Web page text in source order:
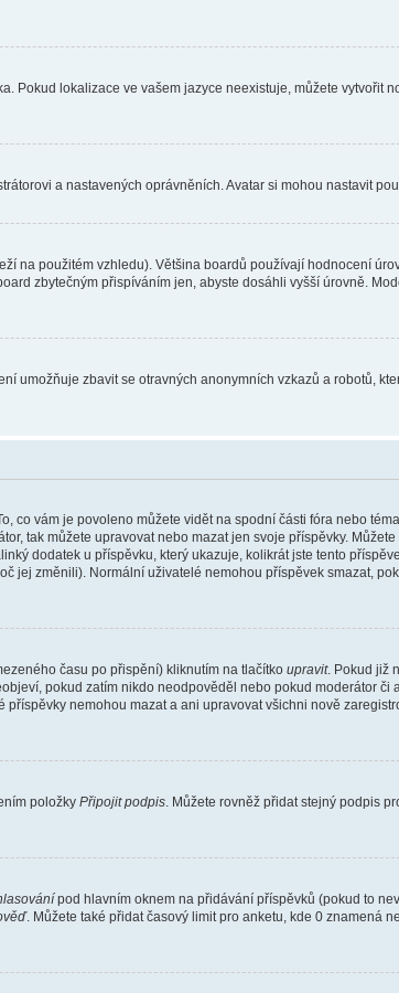
Pokud lokalizace ve vašem jazyce neexistuje, můžete vytvořit
a nastavených oprávněních. Avatar si mohou nastavit
na použitém vzhledu). Většina boardů používají hodnocení
zbytečným přispíváním jen, abyste dosáhli vyšší úrovně.
umožňuje zbavit se otravných anonymních vzkazů a robotů,
co vám je povoleno můžete vidět na spodní části fóra nebo
tak můžete upravovat nebo mazat jen svoje příspěvky.
dodatek u příspěvku, který ukazuje, kolikrát jste tento
jej změnili). Normální uživatelé nemohou příspěvek smazat,
času po přispění) kliknutím na tlačítko upravit. Pokud již
pokud zatím nikdo neodpověděl nebo pokud moderátor či
nemohou mazat a ani upravovat všichni nově
položky Připojit podpis. Můžete rovněž přidat stejný podpis
pod hlavním oknem na přidávání příspěvků (pokud to
. Můžete také přidat časový limit pro anketu, kde 0 znamená